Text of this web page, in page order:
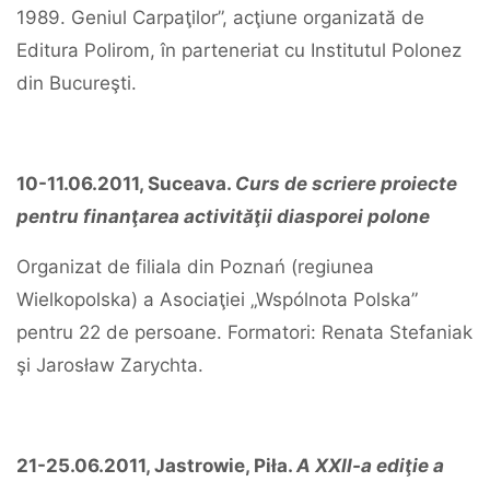
1989. Geniul Carpaţilor”, acţiune organizată de
Editura Polirom, în parteneriat cu Institutul Polonez
din Bucureşti.
10-11.06.2011, Suceava. Curs de scriere proiecte
pentru finanţarea activităţii diasporei polone
Organizat de filiala din Poznań (regiunea
Wielkopolska) a Asociaţiei „Wspólnota Polska”
pentru 22 de persoane. Formatori: Renata Stefaniak
şi Jarosław Zarychta.
21-25.06.2011, Jastrowie, Piła. A XXII-a ediţie a